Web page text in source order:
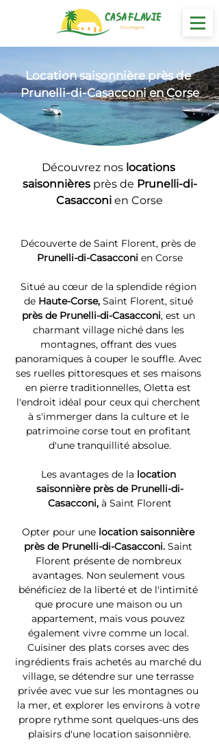
Location saisonnière près de
Prunelli-di-Casacconi en Corse
Découvrez nos locations
saisonnières près de Prunelli-di-
Casacconi en Corse
Découverte de Saint Florent, près de
Prunelli-di-Casacconi en Corse
Situé au cœur de la splendide région
de Haute-Corse, Saint Florent, situé
près de Prunelli-di-Casacconi, est un
charmant village niché dans les
montagnes, offrant des vues
panoramiques à couper le souffle. Avec
ses ruelles pittoresques et ses maisons
en pierre traditionnelles, Oletta est
l'endroit idéal pour ceux qui cherchent
à s'immerger dans la culture et le
patrimoine corse tout en profitant
d'une tranquillité absolue.
Les avantages de la location
saisonnière près de Prunelli-di-
Casacconi, à Saint Florent
Opter pour une location saisonnière
près de Prunelli-di-Casacconi. Saint
Florent présente de nombreux
avantages. Non seulement vous
bénéficiez de la liberté et de l'intimité
que procure une maison ou un
appartement, mais vous pouvez
également vivre comme un local.
Cuisiner des plats corses avec des
ingrédients frais achetés au marché du
village, se détendre sur une terrasse
privée avec vue sur les montagnes ou
la mer, et explorer les environs à votre
propre rythme sont quelques-uns des
plaisirs d'une location saisonnière.